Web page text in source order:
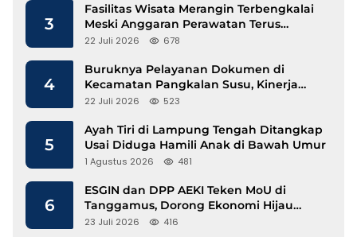
3
Fasilitas Wisata Merangin Terbengkalai
Meski Anggaran Perawatan Terus
Mengalir
22 Juli 2026 678
4
Buruknya Pelayanan Dokumen di
Kecamatan Pangkalan Susu, Kinerja
Disdukcapil Langkat Disorot
22 Juli 2026 523
5
Ayah Tiri di Lampung Tengah Ditangkap
Usai Diduga Hamili Anak di Bawah Umur
1 Agustus 2026 481
6
ESGIN dan DPP AEKI Teken MoU di
Tanggamus, Dorong Ekonomi Hijau
Berbasis Kopi dan Perdagangan Karbon
23 Juli 2026 416